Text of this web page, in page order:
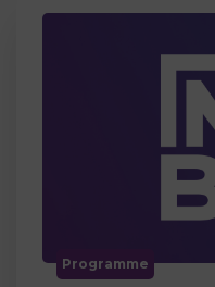
Programme